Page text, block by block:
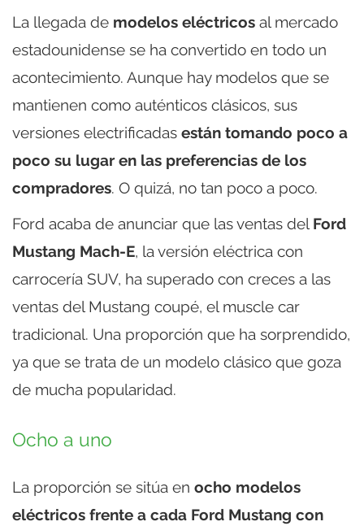
La llegada de modelos eléctricos al mercado
estadounidense se ha convertido en todo un
acontecimiento. Aunque hay modelos que se
mantienen como auténticos clásicos, sus
versiones electrificadas están tomando poco a
poco su lugar en las preferencias de los
compradores. O quizá, no tan poco a poco.
Ford acaba de anunciar que las ventas del Ford
Mustang Mach-E, la versión eléctrica con
carrocería SUV, ha superado con creces a las
ventas del Mustang coupé, el muscle car
tradicional. Una proporción que ha sorprendido,
ya que se trata de un modelo clásico que goza
de mucha popularidad.
Ocho a uno
La proporción se sitúa en ocho modelos
eléctricos frente a cada Ford Mustang con